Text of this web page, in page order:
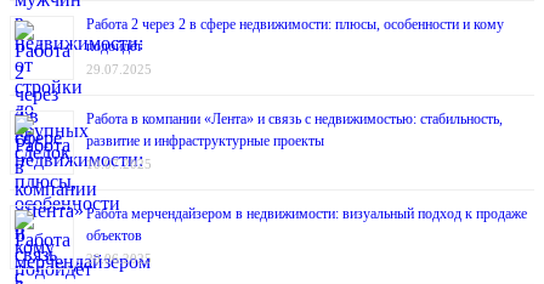
Работа 2 через 2 в сфере недвижимости: плюсы, особенности и кому
подойдёт
29.07.2025
Работа в компании «Лента» и связь с недвижимостью: стабильность,
развитие и инфраструктурные проекты
10.07.2025
Работа мерчендайзером в недвижимости: визуальный подход к продаже
объектов
20.06.2025